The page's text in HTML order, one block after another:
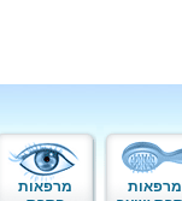
מרפאות
מרפאות